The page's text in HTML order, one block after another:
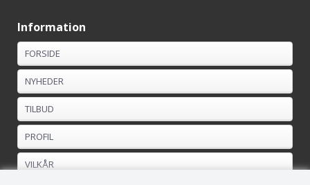
Information
FORSIDE
NYHEDER
TILBUD
PROFIL
VILKÅR